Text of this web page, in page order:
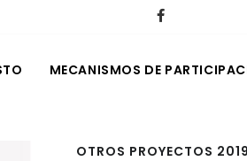
MECANISMOS DE
OTROS PROYECTOS 2019